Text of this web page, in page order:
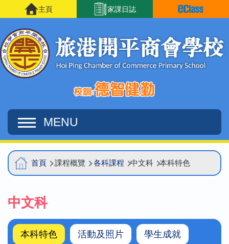
移至主內容 家課日誌
主頁
MENU
Main
navigation
導
航
連
結
首頁 課程概覽 各科課程 中文科 本科特色
中文科
本科特色 活動及照片 學生成就